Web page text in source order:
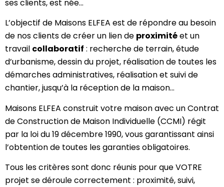
ses clients, est née…
L’objectif de Maisons ELFEA est de répondre au besoin
de nos clients de créer un lien de proximitéet un
travail collaboratif : recherche de terrain, étude
d’urbanisme, dessin du projet, réalisation de toutes les
démarches administratives, réalisation et suivi de
chantier, jusqu’à la réception de la maison…
Maisons ELFEA construit votre maison avec un Contrat
de Construction de Maison Individuelle (CCMI) régit
par la loi du 19 décembre 1990, vous garantissant ainsi
l’obtention de toutes les garanties obligatoires.
Tous les critères sont donc réunis pour que VOTRE
projet se déroule correctement : proximité, suivi,